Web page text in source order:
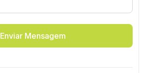
Enviar Mensagem